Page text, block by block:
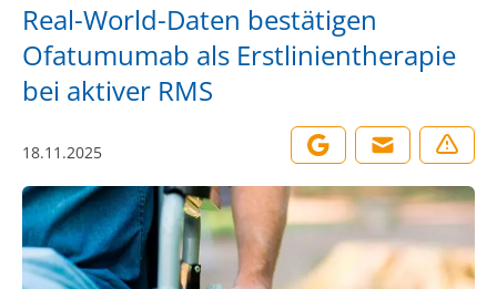
Real-World-Daten bestätigen
Ofatumumab als Erstlinientherapie
bei aktiver RMS
18.11.2025